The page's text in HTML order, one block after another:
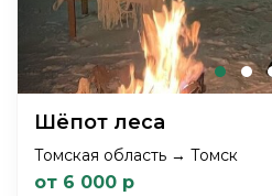
Шёпот леса
Томская область → Томск
от 6 000 р